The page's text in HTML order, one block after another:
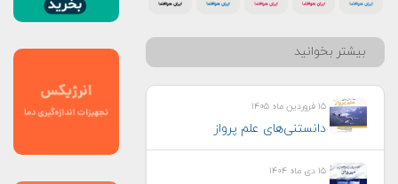
بیشتر بخوانید
۱۵ فروردین ماه ۱۴۰۵
دانستنی‌های علم پرواز
۱۵ دی ماه ۱۴۰۴